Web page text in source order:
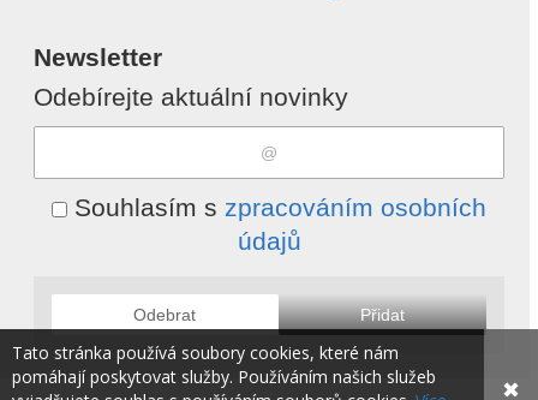
Newsletter
Odebírejte aktuální novinky
Souhlasím s zpracováním osobních
údajů
Odebrat Přidat
Tato stránka používá soubory cookies, které nám
pomáhají poskytovat služby. Používáním našich služeb
✖